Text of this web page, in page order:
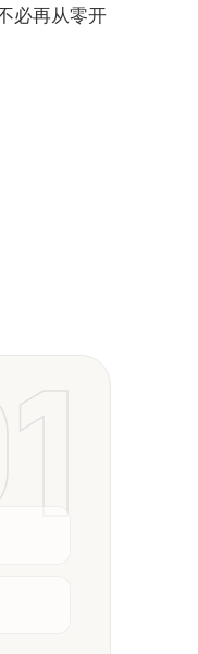
必再从零开